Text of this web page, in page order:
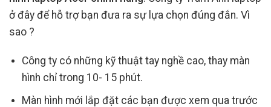
ở đây để hỗ trợ bạn đưa ra sự lựa chọn đúng đắn. Vì
sao ?
Công ty có những kỹ thuật tay nghề cao, thay màn
hình chỉ trong 10- 15 phút.
Màn hình mới lắp đặt các bạn được xem qua trước